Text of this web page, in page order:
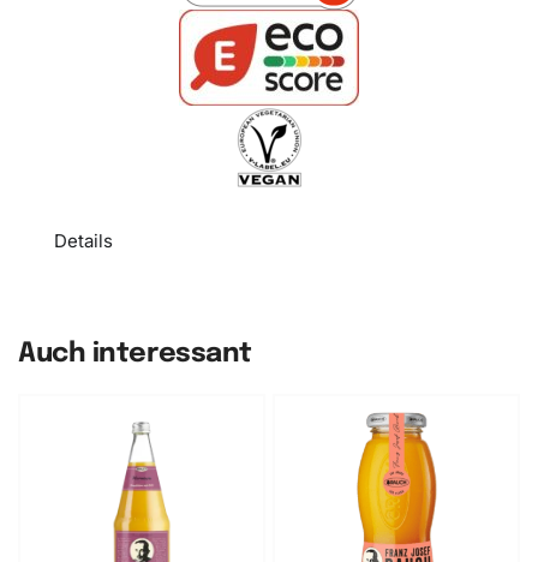
Details
Auch interessant